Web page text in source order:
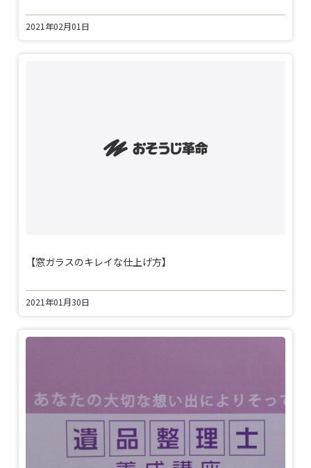
2021年02月01日
【窓ガラスのキレイな仕上げ方】
2021年01月30日